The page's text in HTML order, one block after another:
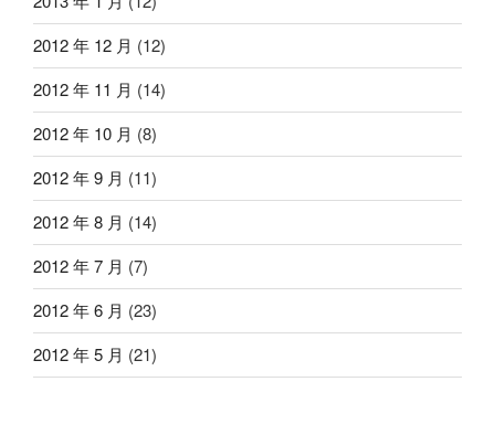
2012 年 12 月 (12)
2012 年 11 月 (14)
2012 年 10 月 (8)
2012 年 9 月 (11)
2012 年 8 月 (14)
2012 年 7 月 (7)
2012 年 6 月 (23)
2012 年 5 月 (21)